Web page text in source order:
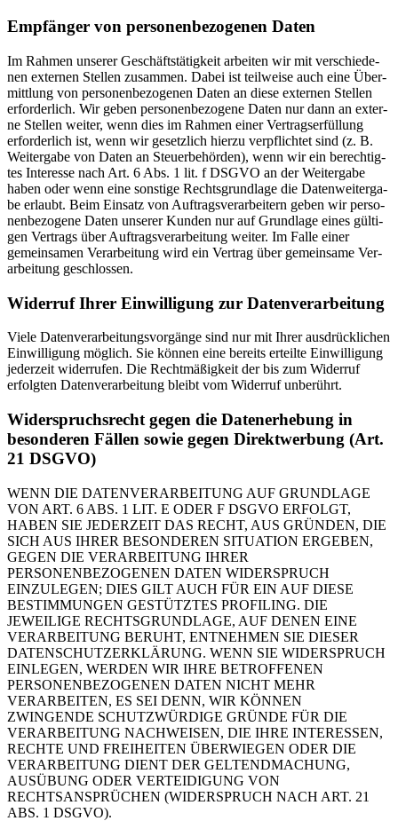
Emp­fän­ger von per­so­nen­be­zo­ge­nen Daten
Im Rah­men unse­rer Geschäfts­tä­tig­keit arbei­ten wir mit ver­schie­de­
nen exter­nen Stel­len zusam­men. Dabei ist teil­wei­se auch eine Über­
mitt­lung von per­so­nen­be­zo­ge­nen Daten an die­se exter­nen Stel­len
erfor­der­lich. Wir geben per­so­nen­be­zo­ge­ne Daten nur dann an exter­
ne Stel­len wei­ter, wenn dies im Rah­men einer Ver­trags­er­fül­lung
erfor­der­lich ist, wenn wir gesetz­lich hier­zu ver­pflich­tet sind (z. B.
Wei­ter­ga­be von Daten an Steu­er­be­hör­den), wenn wir ein berech­tig­
tes Inter­es­se nach Art. 6 Abs. 1 lit. f DSGVO an der Wei­ter­ga­be
haben oder wenn eine sons­ti­ge Rechts­grund­la­ge die Daten­wei­ter­ga­
be erlaubt. Beim Ein­satz von Auf­trags­ver­ar­bei­tern geben wir per­so­
nen­be­zo­ge­ne Daten unse­rer Kun­den nur auf Grund­la­ge eines gül­ti­
gen Ver­trags über Auf­trags­ver­ar­bei­tung wei­ter. Im Fal­le einer
gemein­sa­men Ver­ar­bei­tung wird ein Ver­trag über gemein­sa­me Ver­
ar­bei­tung geschlos­sen.
Wider­ruf Ihrer Ein­wil­li­gung zur Daten­ver­ar­bei­tung
Vie­le Daten­ver­ar­bei­tungs­vor­gän­ge sind nur mit Ihrer aus­drück­li­chen
Ein­wil­li­gung mög­lich. Sie kön­nen eine bereits erteil­te Ein­wil­li­gung
jeder­zeit wider­ru­fen. Die Recht­mä­ßig­keit der bis zum Wider­ruf
erfolg­ten Daten­ver­ar­bei­tung bleibt vom Wider­ruf unbe­rührt.
Wider­spruchs­recht gegen die Daten­er­he­bung in
beson­de­ren Fäl­len sowie gegen Direkt­wer­bung (Art.
21 DSGVO)
WENN DIE DATENVERARBEITUNG AUF GRUNDLAGE
VON ART. 6 ABS. 1 LIT. E ODER F DSGVO ERFOLGT,
HABEN SIE JEDERZEIT DAS RECHT, AUS GRÜNDEN, DIE
SICH AUS IHRER BESONDEREN SITUATION ERGEBEN,
GEGEN DIE VERARBEITUNG IHRER
PERSONENBEZOGENEN DATEN WIDERSPRUCH
EINZULEGEN; DIES GILT AUCH FÜR EIN AUF DIESE
BESTIMMUNGEN GESTÜTZTES PROFILING. DIE
JEWEILIGE RECHTSGRUNDLAGE, AUF DENEN EINE
VERARBEITUNG BERUHT, ENTNEHMEN SIE DIESER
DATENSCHUTZERKLÄRUNG. WENN SIE WIDERSPRUCH
EINLEGEN, WERDEN WIR IHRE BETROFFENEN
PERSONENBEZOGENEN DATEN NICHT MEHR
VERARBEITEN, ES SEI DENN, WIR KÖNNEN
ZWINGENDE SCHUTZWÜRDIGE GRÜNDE FÜR DIE
VERARBEITUNG NACHWEISEN, DIE IHRE INTERESSEN,
RECHTE UND FREIHEITEN ÜBERWIEGEN ODER DIE
VERARBEITUNG DIENT DER GELTENDMACHUNG,
AUSÜBUNG ODER VERTEIDIGUNG VON
RECHTSANSPRÜCHEN (WIDERSPRUCH NACH ART. 21
ABS. 1 DSGVO).